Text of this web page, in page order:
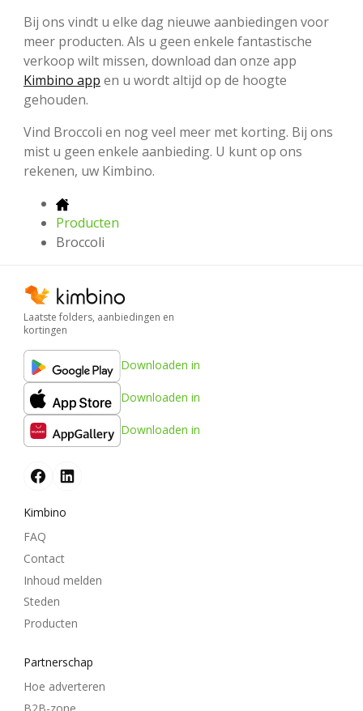
Bij ons vindt u elke dag nieuwe aanbiedingen voor
meer producten. Als u geen enkele fantastische
verkoop wilt missen, download dan onze app
Kimbino app en u wordt altijd op de hoogte
gehouden.
Vind Broccoli en nog veel meer met korting. Bij ons
mist u geen enkele aanbieding. U kunt op ons
rekenen, uw Kimbino.
Producten
Broccoli
Laatste folders, aanbiedingen en
kortingen
Downloaden in
Downloaden in
Downloaden in
Kimbino
FAQ
Contact
Inhoud melden
Steden
Producten
Partnerschap
Hoe adverteren